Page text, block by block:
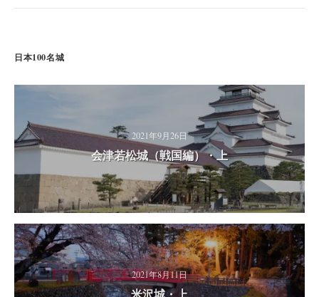
日本100名城
2021年9月26日
会津若松城（戦国編）・上
2021年8月11日